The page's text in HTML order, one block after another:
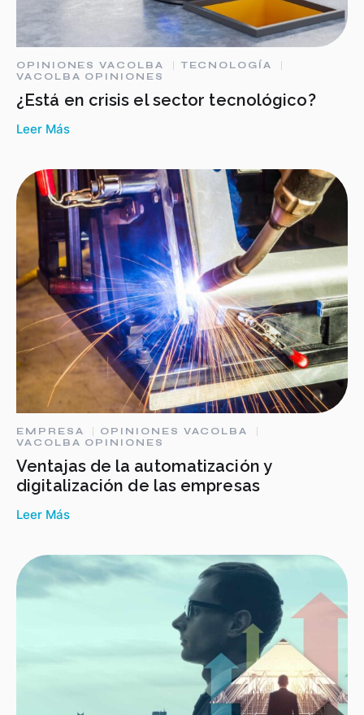
OPINIONES VACOLBA
TECNOLOGÍA
VACOLBA OPINIONES
¿Está en crisis el sector tecnológico?
Leer Más
EMPRESA
OPINIONES VACOLBA
VACOLBA OPINIONES
Ventajas de la automatización y
digitalización de las empresas
Leer Más